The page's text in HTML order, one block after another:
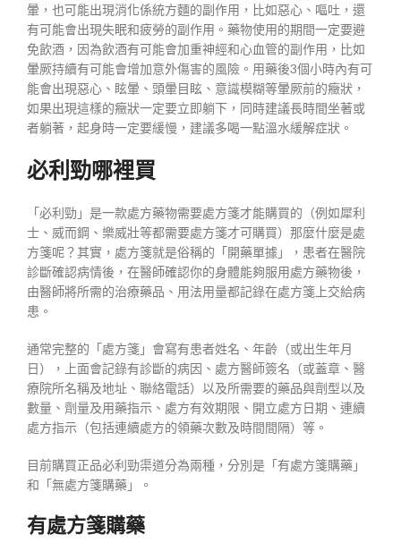
暈，也可能出現消化係統方麵的副作用，比如惡心、嘔吐，還
有可能會出現失眠和疲勞的副作用。藥物使用的期間一定要避
免飲酒，因為飲酒有可能會加重神經和心血管的副作用，比如
暈厥持續有可能會增加意外傷害的風險。用藥後3個小時內有可
能會出現惡心、眩暈、頭暈目眩、意識模糊等暈厥前的癥狀，
如果出現這樣的癥狀一定要立即躺下，同時建議長時間坐著或
者躺著，起身時一定要緩慢，建議多喝一點溫水緩解症狀。
必利勁哪裡買
「必利勁」是一款處方藥物需要處方箋才能購買的（例如犀利
士、威而鋼、樂威壯等都需要處方箋才可購買）那麼什麼是處
方箋呢？其實，處方箋就是俗稱的「開藥單據」，患者在醫院
診斷確認病情後，在醫師確認你的身體能夠服用處方藥物後，
由醫師將所需的治療藥品、用法用量都記錄在處方箋上交給病
患。
通常完整的「處方箋」會寫有患者姓名、年齡（或出生年月
日），上面會記錄有診斷的病因、處方醫師簽名（或蓋章、醫
療院所名稱及地址、聯絡電話）以及所需要的藥品與劑型以及
數量、劑量及用藥指示、處方有效期限、開立處方日期、連續
處方指示（包括連續處方的領藥次數及時間間隔）等。
目前購買正品必利勁渠道分為兩種，分別是「有處方箋購藥」
和「無處方箋購藥」。
有處方箋購藥